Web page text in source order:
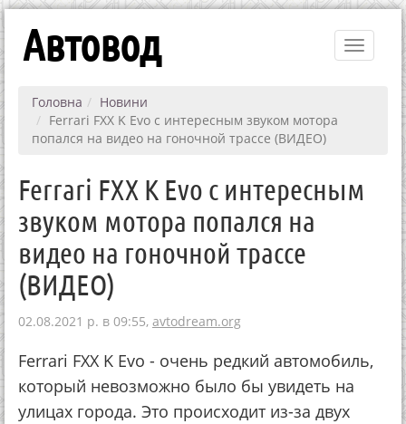
Toggle
Автовод
Головна
Новини
Ferrari FXX K Evo с интересным звуком мотора
попался на видео на гоночной трассе (ВИДЕО)
Ferrari FXX K Evo с интересным
звуком мотора попался на
видео на гоночной трассе
(ВИДЕО)
02.08.2021 р. в 09:55, avtodream.org
Ferrari FXX K Evo - очень редкий автомобиль,
который невозможно было бы увидеть на
улицах города. Это происходит из-за двух